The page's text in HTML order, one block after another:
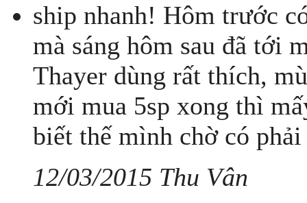
ship nhanh! Hôm trước
mà sáng hôm sau đã tới
Thayer dùng rất thích,
mới mua 5sp xong thì
biết thế mình chờ có
12/03/2015 Thu Vân